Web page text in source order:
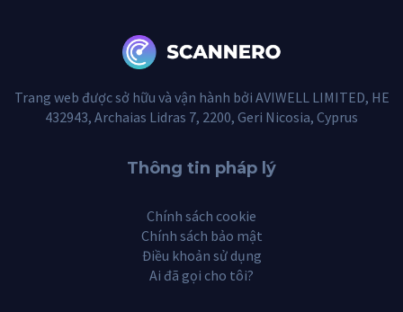
Trang web được sở hữu và vận hành bởi AVIWELL LIMITED, HE
432943, Archaias Lidras 7, 2200, Geri Nicosia, Cyprus
Thông tin pháp lý
Chính sách cookie
Chính sách bảo mật
Điều khoản sử dụng
Ai đã gọi cho tôi?